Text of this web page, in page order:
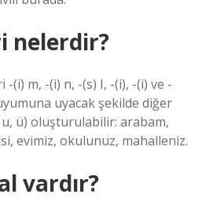
nelerdir?
(i) m, -(i) n, -(s) I, -(i), -(i) ve -
uyacak şekilde diğer
ü) oluşturulabilir: arabam,
evimiz, okulunuz, mahalleniz.
vardır?